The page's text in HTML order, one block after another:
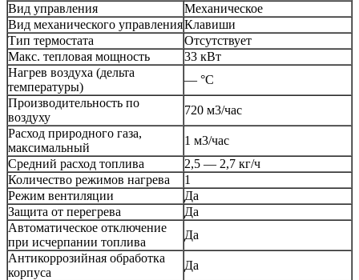
Вид управления
Механическое
Вид механического управленияКлавиши
Тип термостата
Отсутствует
Макс. тепловая мощность
33 кВт
Нагрев воздуха (дельта
температуры)
— °С
Производительность по
воздуху
720 м3/час
Расход природного газа,
максимальный
1 м3/час
Средний расход топлива
2,5 — 2,7 кг/ч
Количество режимов нагрева
1
Режим вентиляции
Да
Защита от перегрева
Да
Автоматическое отключение
при исчерпании топлива
Да
Антикоррозийная обработка
корпуса
Да